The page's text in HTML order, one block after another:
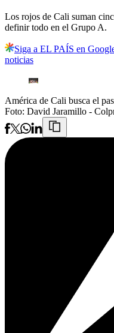
Los rojos de Cali suman
definir todo en el Grupo A.
Siga a EL PAÍS en
noticias
América de Cali busca el
Foto: David Jaramillo -